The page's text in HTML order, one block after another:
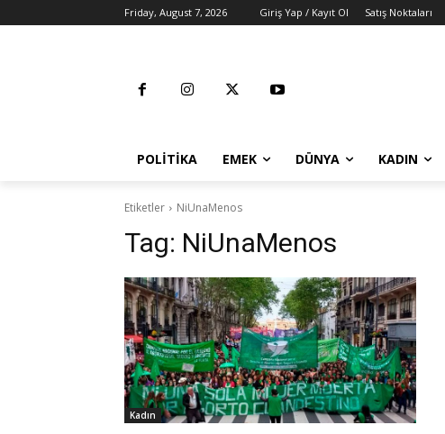
Friday, August 7, 2026 Giriş Yap / Kayıt Ol Satış Noktaları
POLITIKA EMEK DÜNYA KADIN
Etiketler NiUnaMenos
Tag: NiUnaMenos
Kadın